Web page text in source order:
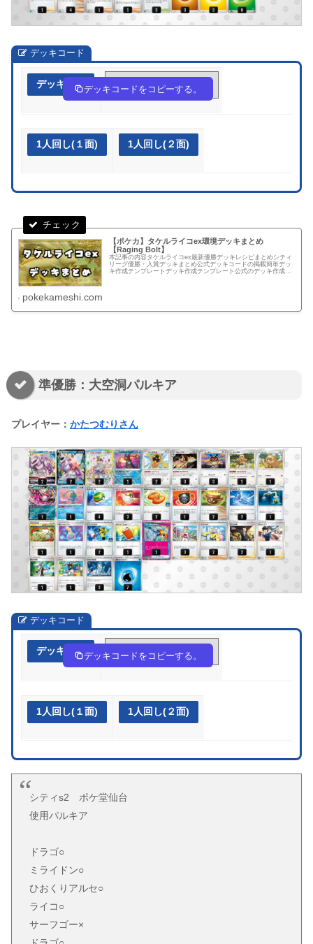
デッキコード
デッキ作成 kkV5dv-rDWR1y-vFvVkf
デッキコードをコピーする。
1人回し(１面) 1人回し(２面)
【ポケカ】タケルライコex環境デッキまとめ
【Raging Bolt】
本記事の内容タケルライコex最新優勝デッキレシピまとめシティ
リーグ優勝・入賞デッキまとめ公式デッキコードの掲載簡単デッ
キ作成テンプレートデッキ作成テンプレート公式のデッキ作成ペ
pokekameshi.com
準優勝：大空洞パルキア
プレイヤー： かたつむりさん
デッキコード
デッキ作成 FVkk5V-iu7m8o-kVkf1k
デッキコードをコピーする。
1人回し(１面) 1人回し(２面)
シティs2 ポケ堂仙台
使用パルキア
ドラゴ○
ミライドン○
ひおくりアルセ○
ライコ○
サーフゴー×